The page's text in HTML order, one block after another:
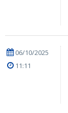
06/10/2025
11:11